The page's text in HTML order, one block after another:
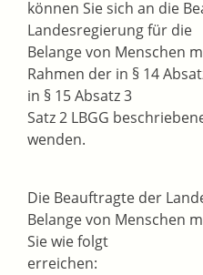
können Sie sich an die
Landesregierung für die
Belange von Menschen
Rahmen der in § 14
in § 15 Absatz 3
Satz 2 LBGG
wenden.
Die Beauftragte der
Belange von Menschen
Sie wie folgt
erreichen: